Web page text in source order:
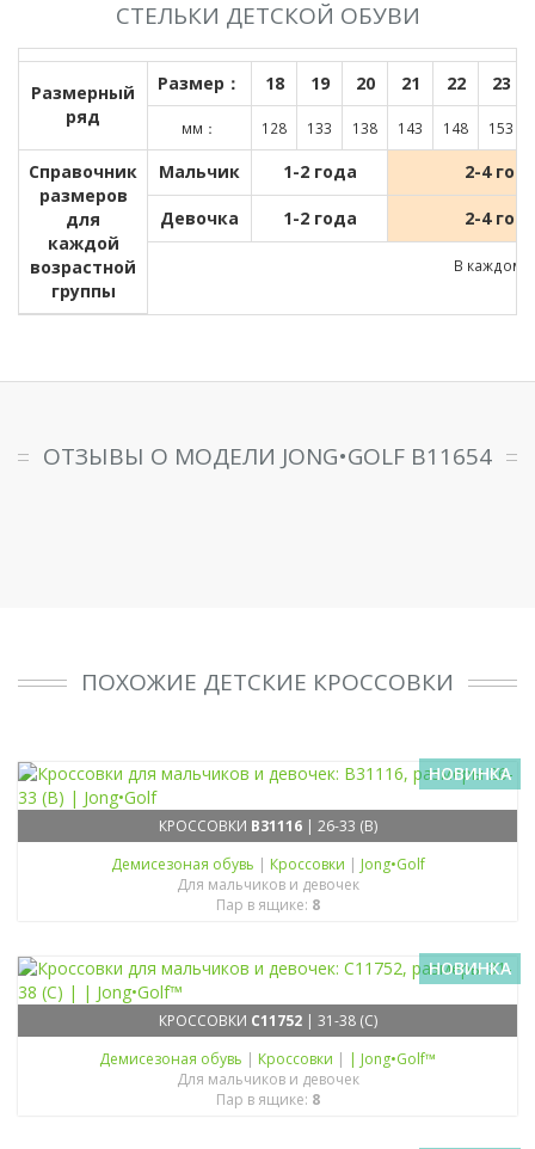
СТЕЛЬКИ ДЕТСКОЙ ОБУВИ
Размерный
ряд
Размер： 18 19 20 21 22 23
мм： 128 133 138 143 148 153
Справочник
размеров
для
каждой
возрастной
группы
Мальчик 1-2 года 2-4
Девочка 1-2 года 2-4
В каждом
ОТЗЫВЫ О МОДЕЛИ JONG•GOLF B11654
ПОХОЖИЕ ДЕТСКИЕ КРОССОВКИ
НОВИНКА
КРОССОВКИ B31116| 26-33 (B)
Демисезоная обувь | Кроссовки | Jong•Golf
Для мальчиков и девочек
Пар в ящике: 8
НОВИНКА
КРОССОВКИ C11752| 31-38 (C)
Демисезоная обувь | Кроссовки | | Jong•Golf™
Для мальчиков и девочек
Пар в ящике: 8